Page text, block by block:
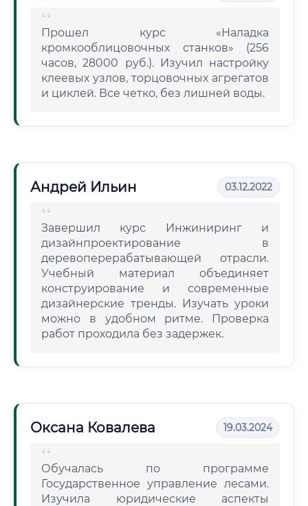
Прошел курс «Наладка
кромкооблицовочных станков» (256
часов, 28000 руб.). Изучил настройку
клеевых узлов, торцовочных агрегатов
и циклей. Все четко, без лишней воды.
Андрей Ильин 03.12.2022
Завершил курс Инжиниринг и
дизайнпроектирование в
деревоперерабатывающей отрасли.
Учебный материал объединяет
конструирование и современные
дизайнерские тренды. Изучать уроки
можно в удобном ритме. Проверка
работ проходила без задержек.
Оксана Ковалева 19.03.2024
Обучалась по программе
Государственное управление лесами.
Изучила юридические аспекты